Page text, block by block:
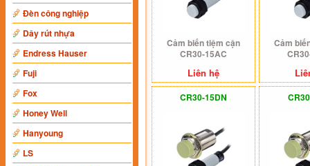
Đèn công nghiệp
Dây rút nhựa
Endress Hauser
Fuji
Fox
Honey Well
Hanyoung
LS
Cảm biến tiệm cận
CR30-15AC
Liên hệ
Cảm
CR30-15DN